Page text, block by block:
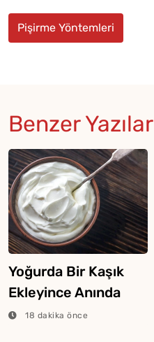
Pişirme Yöntemleri
Benzer Yazılar
Yoğurda Bir Kaşık
Ekleyince Anında
Gurme Tatlıya
18 dakika önce